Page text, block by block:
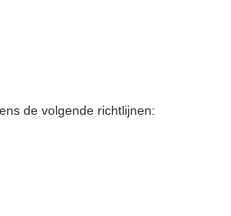
de volgende richtlijnen: